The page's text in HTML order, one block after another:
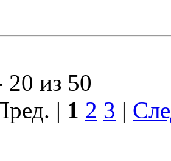
20 из 50
| 1 2 3 |